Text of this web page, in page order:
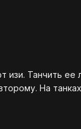
изи. Танчить
На